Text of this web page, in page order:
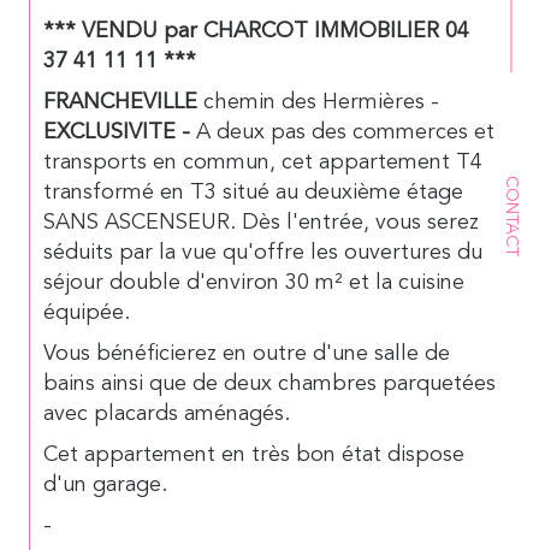
CONTACT
*** VENDU par CHARCOT IMMOBILIER 04
37 41 11 11 ***
FRANCHEVILLE chemin des Hermières -
EXCLUSIVITE - A deux pas des commerces et
transports en commun, cet appartement T4
transformé en T3 situé au deuxième étage
SANS ASCENSEUR. Dès l'entrée, vous serez
séduits par la vue qu'offre les ouvertures du
séjour double d'environ 30 m² et la cuisine
équipée.
Vous bénéficierez en outre d'une salle de
bains ainsi que de deux chambres parquetées
avec placards aménagés.
Cet appartement en très bon état dispose
d'un garage.
-